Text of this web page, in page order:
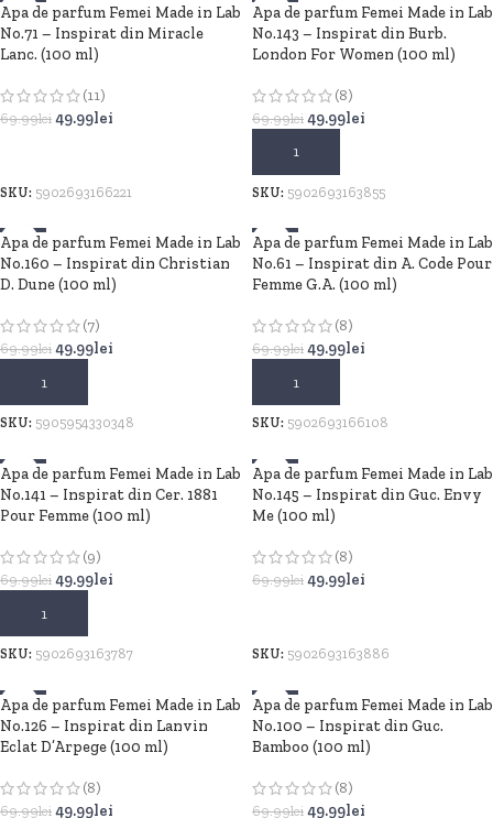
-29%
Apa de parfum Femei Made in Lab
No.71 – Inspirat din Miracle
Lanc. (100 ml)
(11)
69.99lei 49.99lei
SKU: 5902693166221
-29%
Apa de parfum Femei Made in Lab
No.143 – Inspirat din Burb.
London For Women (100 ml)
(8)
69.99lei 49.99lei
ADAUGĂ ÎN COȘ
SKU: 5902693163855
-29%
Apa de parfum Femei Made in Lab
No.160 – Inspirat din Christian
D. Dune (100 ml)
(7)
69.99lei 49.99lei
ADAUGĂ ÎN COȘ
SKU: 5905954330348
-29%
Apa de parfum Femei Made in Lab
No.61 – Inspirat din A. Code Pour
Femme G.A. (100 ml)
(8)
69.99lei 49.99lei
ADAUGĂ ÎN COȘ
SKU: 5902693166108
-29%
Apa de parfum Femei Made in Lab
No.141 – Inspirat din Cer. 1881
Pour Femme (100 ml)
(9)
69.99lei 49.99lei
ADAUGĂ ÎN COȘ
SKU: 5902693163787
-29%
Apa de parfum Femei Made in Lab
No.145 – Inspirat din Guc. Envy
Me (100 ml)
(8)
69.99lei 49.99lei
SKU: 5902693163886
-29%
Apa de parfum Femei Made in Lab
No.126 – Inspirat din Lanvin
Eclat D’Arpege (100 ml)
(8)
69.99lei 49.99lei
-29%
Apa de parfum Femei Made in Lab
No.100 – Inspirat din Guc.
Bamboo (100 ml)
(8)
69.99lei 49.99lei